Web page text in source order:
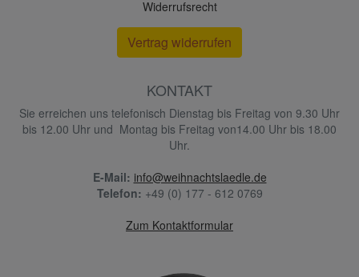
Widerrufsrecht
Vertrag widerrufen
KONTAKT
Sie erreichen uns telefonisch Dienstag bis Freitag von 9.30 Uhr
bis 12.00 Uhr und Montag bis Freitag von14.00 Uhr bis 18.00
Uhr.
E-Mail: info@weihnachtslaedle.de
Telefon: +49 (0) 177 - 612 0769
Zum Kontaktformular